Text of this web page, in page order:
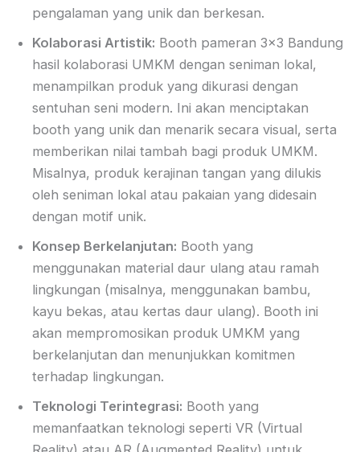
pengalaman yang unik dan berkesan.
Kolaborasi Artistik: Booth pameran 3×3 Bandung
hasil kolaborasi UMKM dengan seniman lokal,
menampilkan produk yang dikurasi dengan
sentuhan seni modern. Ini akan menciptakan
booth yang unik dan menarik secara visual, serta
memberikan nilai tambah bagi produk UMKM.
Misalnya, produk kerajinan tangan yang dilukis
oleh seniman lokal atau pakaian yang didesain
dengan motif unik.
Konsep Berkelanjutan: Booth yang
menggunakan material daur ulang atau ramah
lingkungan (misalnya, menggunakan bambu,
kayu bekas, atau kertas daur ulang). Booth ini
akan mempromosikan produk UMKM yang
berkelanjutan dan menunjukkan komitmen
terhadap lingkungan.
Teknologi Terintegrasi: Booth yang
memanfaatkan teknologi seperti VR (Virtual